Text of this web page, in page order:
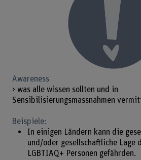
Awareness
> was alle wissen sollten und in
Sensibilisierungsmassnahmen
Beispiele:
In einigen Ländern kann die
und/oder gesellschaftliche Lage
LGBTIAQ+ Personen gefährden.